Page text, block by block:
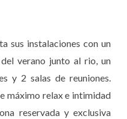
sus instalaciones con un
verano junto al rio, un
y 2 salas de reuniones.
máximo relax e intimidad
reservada y exclusiva